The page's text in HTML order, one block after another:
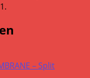
– Split